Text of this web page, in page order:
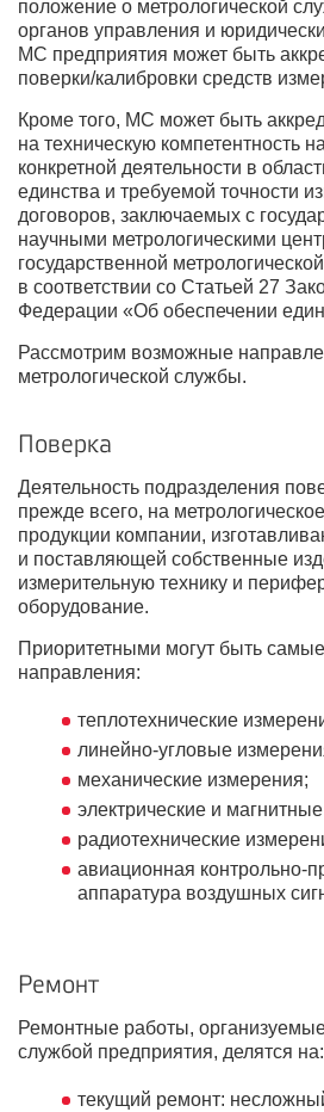
положение о метрологической
органов управления и
МС предприятия может быть
поверки/калибровки средств
Кроме того, МС может быть
на техническую компетентность
конкретной деятельности в
единства и требуемой точности
договоров, заключаемых с
научными метрологическими
государственной
в соответствии со Статьей 27
Федерации «Об обеспечении
Рассмотрим возможные
метрологической службы.
Поверка
Деятельность подразделения
прежде всего, на
продукции компании,
и поставляющей собственные
измерительную технику и
оборудование.
Приоритетными могут быть
направления:
теплотехнические
линейно-угловые
механические измерения;
электрические и
радиотехнические
авиационная контрольно-
аппаратура воздушных
Ремонт
Ремонтные работы,
службой предприятия, делятся на:
текущий ремонт: